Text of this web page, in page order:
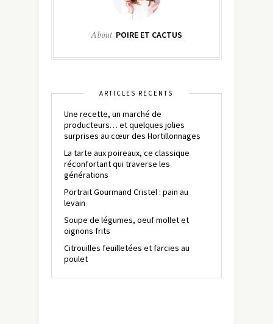
About POIRE ET CACTUS
ARTICLES RÉCENTS
Une recette, un marché de
producteurs… et quelques jolies
surprises au cœur des Hortillonnages
La tarte aux poireaux, ce classique
réconfortant qui traverse les
générations
Portrait Gourmand Cristel : pain au
levain
Soupe de légumes, oeuf mollet et
oignons frits
Citrouilles feuilletées et farcies au
poulet